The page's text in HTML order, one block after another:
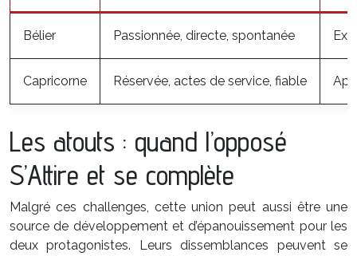
Bélier Passionnée, directe, spontanée
Capricorne Réservée, actes de service, fiable
Les atouts : quand l’opposé
S’Attire et se complète
Malgré ces challenges, cette union peut aussi être une
source de développement et d’épanouissement pour les
deux protagonistes. Leurs dissemblances peuvent se